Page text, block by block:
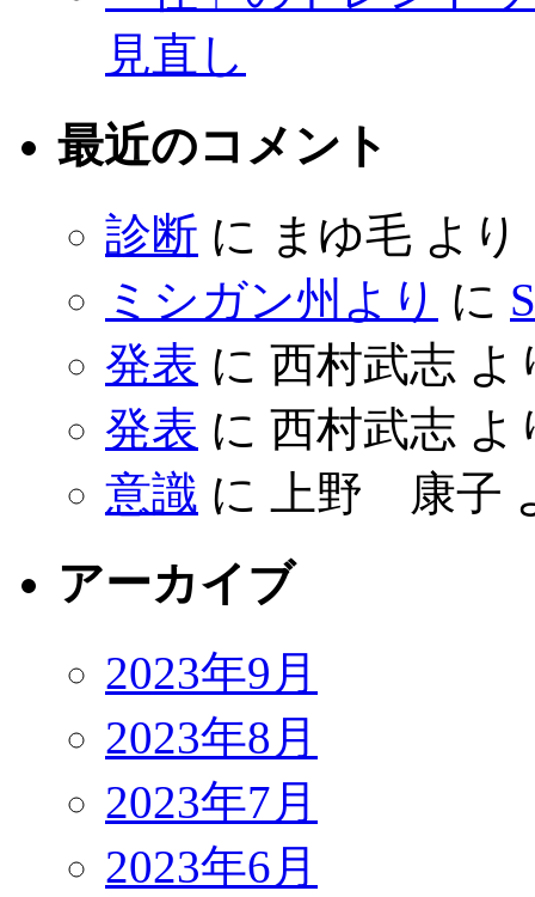
見直し
最近のコメント
診断 に まゆ毛 より
ミシガン州より に
発表 に 西村武志 よ
発表 に 西村武志 よ
意識 に 上野 康子
アーカイブ
2023年9月
2023年8月
2023年7月
2023年6月